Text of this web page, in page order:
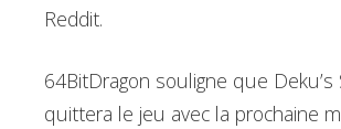
Reddit.
64BitDragon souligne que Deku’s
quittera le jeu avec la prochaine